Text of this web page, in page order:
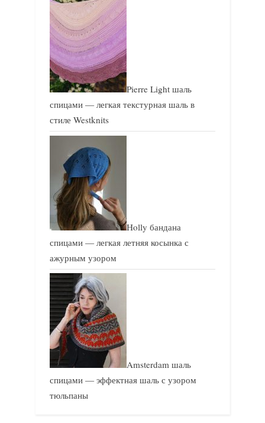
Pierre Light шаль
спицами — легкая текстурная шаль в
стиле Westknits
Holly бандана
спицами — легкая летняя косынка с
ажурным узором
Amsterdam шаль
спицами — эффектная шаль с узором
тюльпаны